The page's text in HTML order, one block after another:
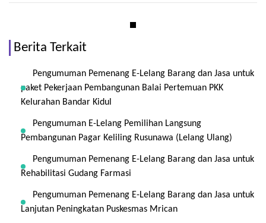
Berita Terkait
Pengumuman Pemenang E-Lelang Barang dan Jasa untuk
paket Pekerjaan Pembangunan Balai Pertemuan PKK
Kelurahan Bandar Kidul
Pengumuman E-Lelang Pemilihan Langsung
Pembangunan Pagar Keliling Rusunawa (Lelang Ulang)
Pengumuman Pemenang E-Lelang Barang dan Jasa untuk
Rehabilitasi Gudang Farmasi
Pengumuman Pemenang E-Lelang Barang dan Jasa untuk
Lanjutan Peningkatan Puskesmas Mrican